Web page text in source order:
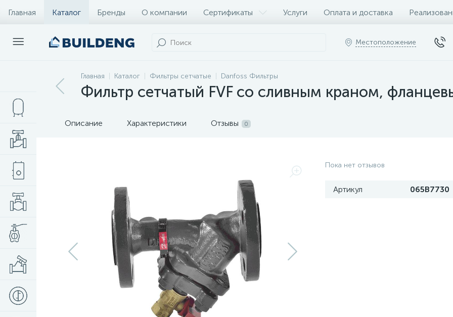
Главная Каталог Бренды О компании Сертификаты Услуги Оплата и доставка
Местоположение
Главная Каталог Фильтры сетчатые Danfoss Фильтры
Фильтр сетчатый FVF со сливным краном,
Описание Характеристики Отзывы 0
Пока нет отзывов
Артикул 065B7730